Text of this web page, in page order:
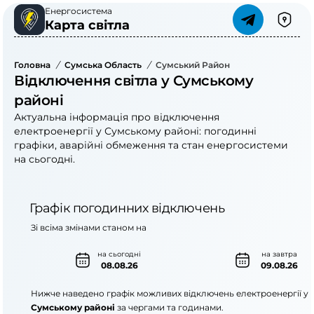
Енергосистема
Карта світла
Головна / Сумська Область / Сумський Район
Відключення світла у Сумському
районі
Актуальна інформація про відключення
електроенергії у Сумському районі: погодинні
графіки, аварійні обмеження та стан енергосистеми
на сьогодні.
Графік погодинних відключень
на сьогодні
08.08.26
на завтра
09.08.26
Зі всіма змінами станом на
Нижче наведено графік можливих відключень електроенергії у
Сумському районі за чергами та годинами.